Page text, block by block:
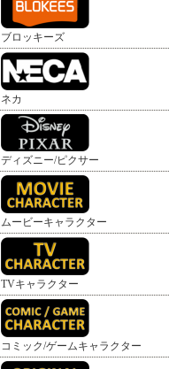
ブロッキーズ
ネカ
ディズニー/ピクサー
ムービーキャラクター
TVキャラクター
コミック/ゲームキャラクター